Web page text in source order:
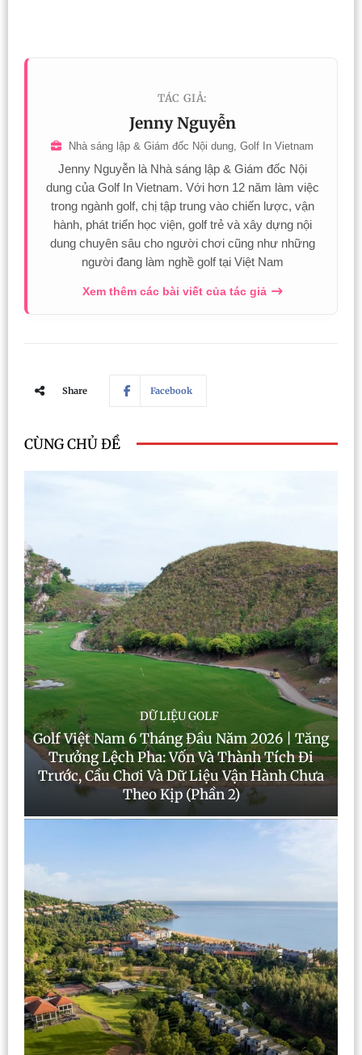
TÁC GIẢ:
Jenny Nguyễn
Nhà sáng lập & Giám đốc Nội dung, Golf In Vietnam
Jenny Nguyễn là Nhà sáng lập & Giám đốc Nội
dung của Golf In Vietnam. Với hơn 12 năm làm việc
trong ngành golf, chị tập trung vào chiến lược, vận
hành, phát triển học viện, golf trẻ và xây dựng nội
dung chuyên sâu cho người chơi cũng như những
người đang làm nghề golf tại Việt Nam
Xem thêm các bài viết của tác giả
Share Facebook
CÙNG CHỦ ĐỀ
DỮ LIỆU GOLF
Golf Việt Nam 6 Tháng Đầu Năm 2026 | Tăng
Trưởng Lệch Pha: Vốn Và Thành Tích Đi
Trước, Cầu Chơi Và Dữ Liệu Vận Hành Chưa
Theo Kịp (Phần 2)